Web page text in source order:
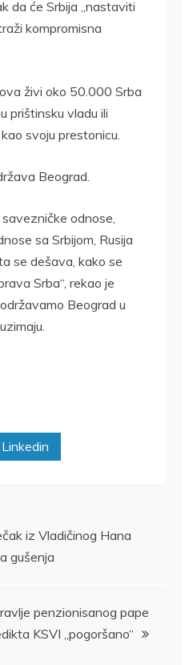
da će Srbija „nastaviti
kompromisna
živi oko 50.000 Srba
prištinsku vladu ili
svoju prestonicu.
Beograd.
odnose,
sa Srbijom, Rusija
se dešava, kako se
Srba“, rekao je
Beograd u
Linkedin
iz Vladičinog Hana
gušenja
penzionisanog pape
KSVI „pogoršano“